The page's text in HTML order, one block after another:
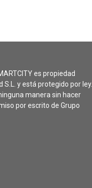
es propiedad
y está protegido por ley.
manera sin hacer
por escrito de Grupo